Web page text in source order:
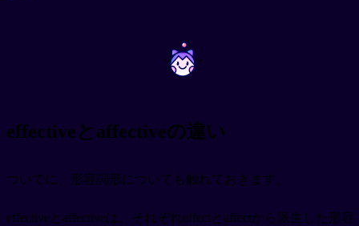
~ ~
effectiveとaffectiveの違い
ついでに、形容詞形についても触れておきます。
effectiveとaffectiveは、それぞれeffectとaffectから派生した形容